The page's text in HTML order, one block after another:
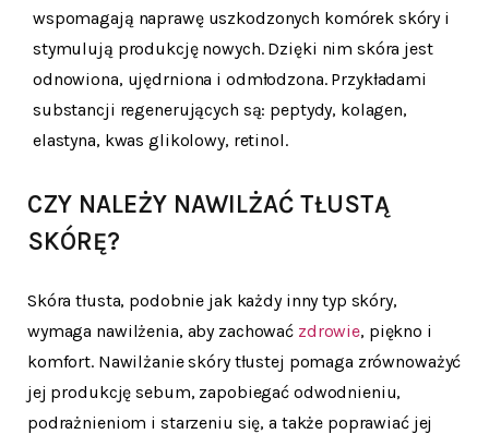
wspomagają naprawę uszkodzonych komórek skóry i
stymulują produkcję nowych. Dzięki nim skóra jest
odnowiona, ujędrniona i odmłodzona. Przykładami
substancji regenerujących są: peptydy, kolagen,
elastyna, kwas glikolowy, retinol.
CZY NALEŻY NAWILŻAĆ TŁUSTĄ
SKÓRĘ?
Skóra tłusta, podobnie jak każdy inny typ skóry,
wymaga nawilżenia, aby zachować zdrowie, piękno i
komfort. Nawilżanie skóry tłustej pomaga zrównoważyć
jej produkcję sebum, zapobiegać odwodnieniu,
podrażnieniom i starzeniu się, a także poprawiać jej